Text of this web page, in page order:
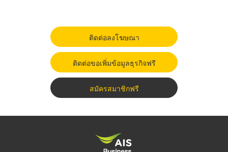
ติดต่อลงโฆษณา
ติดต่อขอเพิ่มข้อมูลธุรกิจฟรี
สมัครสมาชิกฟรี